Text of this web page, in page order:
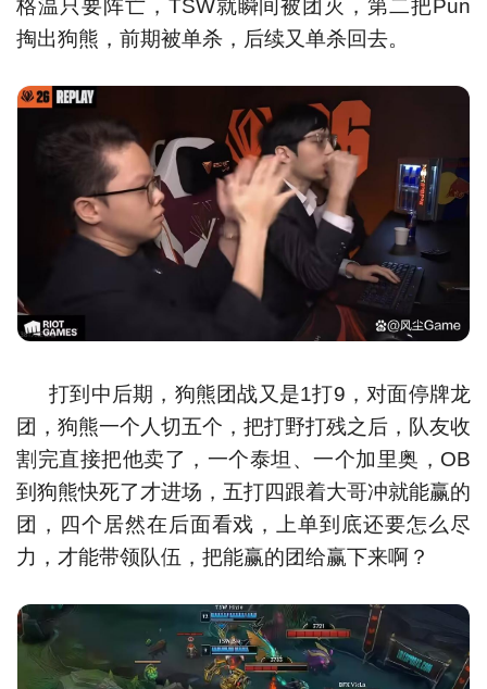
格温只要阵亡，TSW就瞬间被团灭，第二把Pun
掏出狗熊，前期被单杀，后续又单杀回去。
打到中后期，狗熊团战又是1打9，对面停牌龙
团，狗熊一个人切五个，把打野打残之后，队友收
割完直接把他卖了，一个泰坦、一个加里奥，OB
到狗熊快死了才进场，五打四跟着大哥冲就能赢的
团，四个居然在后面看戏，上单到底还要怎么尽
力，才能带领队伍，把能赢的团给赢下来啊？